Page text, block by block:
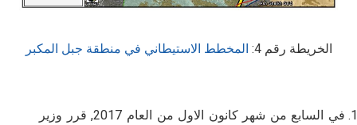
الخريطة رقم 4: المخطط الاستيطاني في منطقة جبل المكبر
في السابع من شهر كانون الاول من العام 2017, قرر وزير